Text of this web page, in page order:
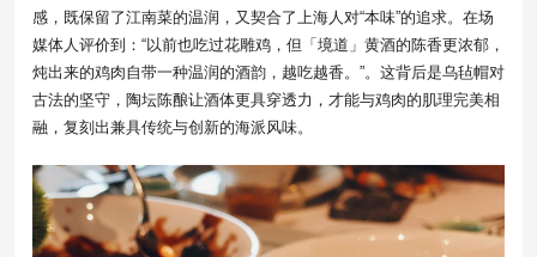
感，既保留了江南菜的温润，又契合了上海人对“本味”的追求。在场
媒体人评价到：“以前也吃过花雕鸡，但「境道」黄酒的陈香更浓郁，
炖出来的鸡肉自带一种温润的酒韵，越吃越香。”。这背后是乌毡帽对
古法的坚守，陶坛陈酿让酒体更具穿透力，才能与鸡肉的肌理完美相
融，复刻出兼具传统与创新的海派风味。